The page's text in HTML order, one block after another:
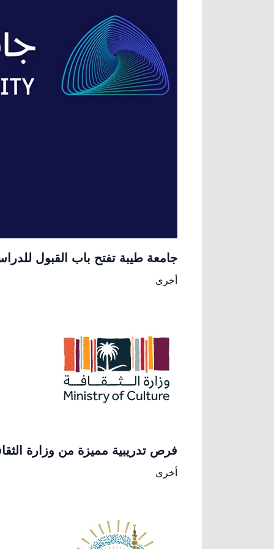
جامعة طيبة تفتح باب القبول للدراسات
أخرى
فرص تدريبية مميزة من وزارة
أخرى